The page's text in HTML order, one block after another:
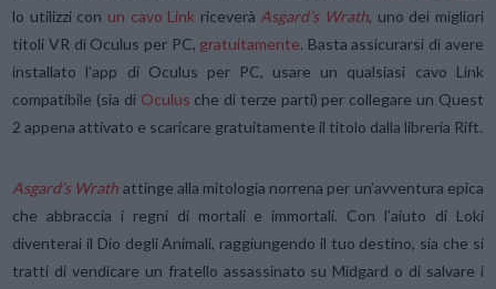
lo utilizzi con un cavo Link riceverà Asgard’s Wrath, uno dei migliori
titoli VR di Oculus per PC, gratuitamente. Basta assicurarsi di avere
installato l’app di Oculus per PC, usare un qualsiasi cavo Link
compatibile (sia di Oculus che di terze parti) per collegare un Quest
2 appena attivato e scaricare gratuitamente il titolo dalla libreria Rift.
Asgard’s Wrath attinge alla mitologia norrena per un’avventura epica
che abbraccia i regni di mortali e immortali. Con l’aiuto di Loki
diventerai il Dio degli Animali, raggiungendo il tuo destino, sia che si
tratti di vendicare un fratello assassinato su Midgard o di salvare i